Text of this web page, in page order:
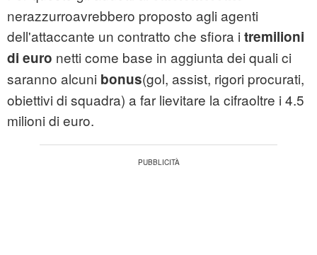
nerazzurroavrebbero proposto agli agenti
dell'attaccante un contratto che sfiora i tremilioni
di euro netti come base in aggiunta dei quali ci
saranno alcuni bonus(gol, assist, rigori procurati,
obiettivi di squadra) a far lievitare la cifraoltre i 4.5
milioni di euro.